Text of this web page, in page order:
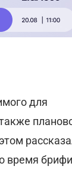
для
время